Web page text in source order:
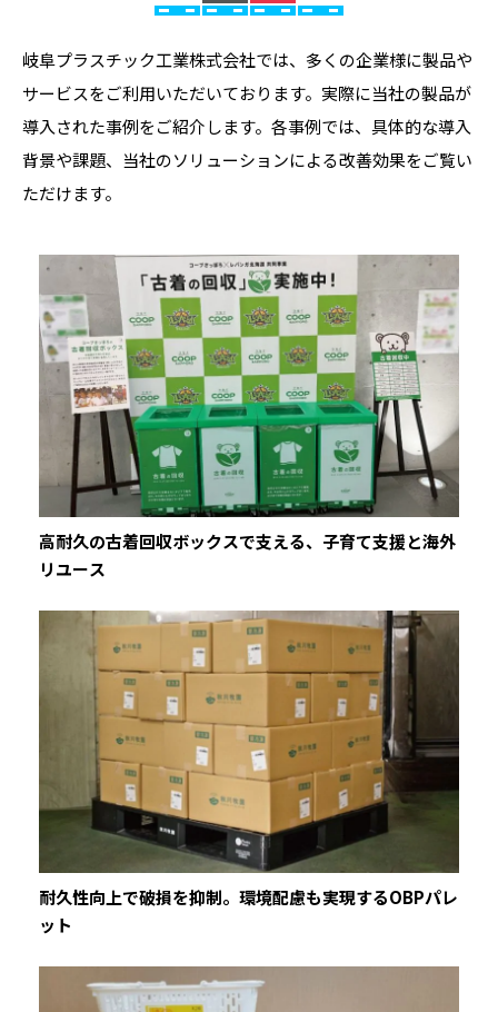
岐阜プラスチック工業株式会社では、多くの企業様に製品や
サービスをご利用いただいております。実際に当社の製品が
導入された事例をご紹介します。各事例では、具体的な導入
背景や課題、当社のソリューションによる改善効果をご覧い
ただけます。
高耐久の古着回収ボックスで支える、子育て支援と海外
リユース
耐久性向上で破損を抑制。環境配慮も実現するOBPパレ
ット